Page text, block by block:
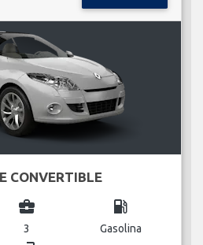
CONVERTIBLE
business_center
3
local_gas_station
Gasolina